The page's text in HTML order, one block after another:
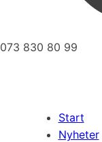
073 830 80 99
Start
Nyheter